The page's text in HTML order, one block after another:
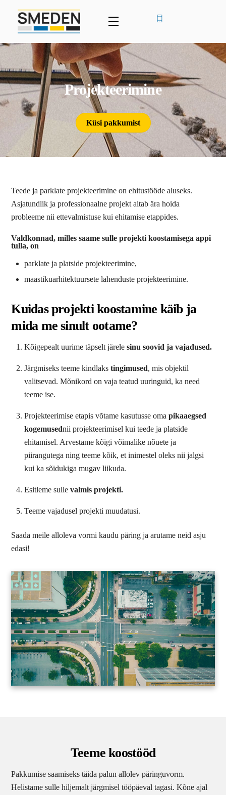
content
Menu
Projekteerimine
Küsi pakkumist
Teede ja parklate projekteerimine on ehitustööde aluseks.
Asjatundlik ja professionaalne projekt aitab ära hoida
probleeme nii ettevalmistuse kui ehitamise etappides.
Valdkonnad, milles saame sulle projekti koostamisega appi
tulla, on
parklate ja platside projekteerimine,
maastikuarhitektuursete lahenduste projekteerimine.
Kuidas projekti koostamine käib ja
mida me sinult ootame?
Kõigepealt uurime täpselt järele sinu soovid ja vajadused.
Järgmiseks teeme kindlaks tingimused, mis objektil
valitsevad. Mõnikord on vaja teatud uuringuid, ka need
teeme ise.
Projekteerimise etapis võtame kasutusse oma pikaaegsed
kogemusednii projekteerimisel kui teede ja platside
ehitamisel. Arvestame kõigi võimalike nõuete ja
piirangutega ning teeme kõik, et inimestel oleks nii jalgsi
kui ka sõidukiga mugav liikuda.
Esitleme sulle valmis projekti.
Teeme vajadusel projekti muudatusi.
Saada meile alloleva vormi kaudu päring ja arutame neid asju
edasi!
Teeme koostööd
Pakkumise saamiseks täida palun allolev päringuvorm.
Helistame sulle hiljemalt järgmisel tööpäeval tagasi. Kõne ajal